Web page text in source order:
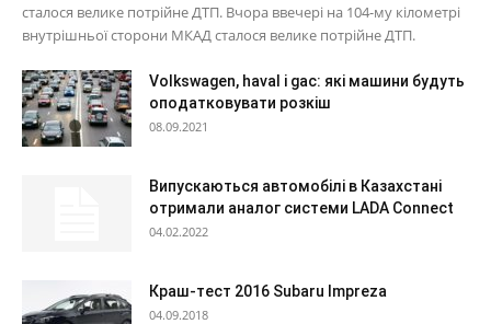
сталося велике потрійне ДТП. Вчора ввечері на 104-му кілометрі
внутрішньої сторони МКАД сталося велике потрійне ДТП.
Volkswagen, haval і gac: які машини будуть
оподатковувати розкіш
08.09.2021
Випускаються автомобілі в Казахстані
отримали аналог системи LADA Connect
04.02.2022
Краш-тест 2016 Subaru Impreza
04.09.2018